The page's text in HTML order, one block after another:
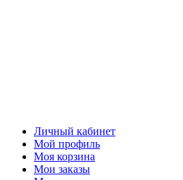
Личный кабинет
Мой профиль
Моя корзина
Мои заказы